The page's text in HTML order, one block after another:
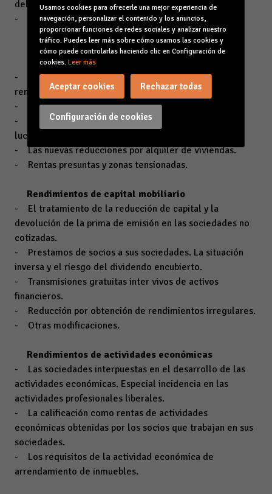
del trabajo plurianuales.
- Retribuciones en especie. La novación contractual.
Rendimientos de capital Inmobiliario
- Partidas que intervienen en la determinación del
rendimiento neto.
- Distinción entre gasto y mejora.
- La amortización de inmuebles adquiridos a título
lucrativo.
- Las nuevas reducciones por alquiler de viviendas.
- Rentas presuntas y zonas tensionadas.
Rendimientos de capital mobiliario
- El tratamiento de la reducción de capital y la
devolución de la prima de emisión en las sociedades no
cotizadas.
- Prestamos de socios a sus sociedades. La situación
inversa y el riesgo del dividendo encubierto.
- Transmisiones gratuitas inter vivos de activos
financieros.
- Reducción por obtención de rendimientos irregulares.
- Otras modificaciones.
Rendimientos de actividades económicas
- Las sociedades interpuestas en el desarrollo de las
actividades económicas. Especial incidencia en las
actividades profesionales liberales.
- La calificación como rentas de actividades
económicas obtenidas por los socios que trabajan en sus
sociedades.
- Los requisitos de la actividad económica de
arrendamiento de inmuebles.
Usamos cookies para ofrecerle una mejor experiencia de
navegación, personalizar el contenido y los anuncios,
proporcionar funciones de redes sociales y analizar nuestro
tráfico. Puedes leer más sobre cómo usamos las cookies y
cómo puede controlarlas haciendo clic en Configuración de
cookies. Leer más
Configuración de cookies
Aceptar cookies Rechazar todas